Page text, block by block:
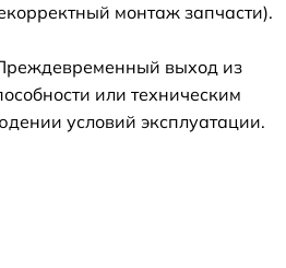
монтаж запчасти).
выход из
или техническим
условий эксплуатации.